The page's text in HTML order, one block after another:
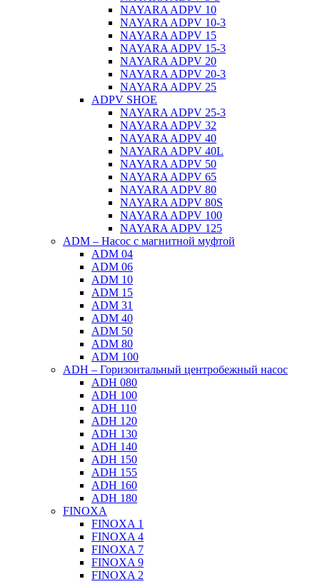
NAYARA ADPV 10
NAYARA ADPV 10-3
NAYARA ADPV 15
NAYARA ADPV 15-3
NAYARA ADPV 20
NAYARA ADPV 20-3
NAYARA ADPV 25
ADPV SHOE
NAYARA ADPV 25-3
NAYARA ADPV 32
NAYARA ADPV 40
NAYARA ADPV 40L
NAYARA ADPV 50
NAYARA ADPV 65
NAYARA ADPV 80
NAYARA ADPV 80S
NAYARA ADPV 100
NAYARA ADPV 125
ADM – Насос с магнитной муфтой
ADM 04
ADM 06
ADM 10
ADM 15
ADM 31
ADM 40
ADM 50
ADM 80
ADM 100
ADH – Горизонтальный центробежный насос
ADH 080
ADH 100
ADH 110
ADH 120
ADH 130
ADH 140
ADH 150
ADH 155
ADH 160
ADH 180
FINOXA
FINOXA 1
FINOXA 4
FINOXA 7
FINOXA 9
FINOXA 2